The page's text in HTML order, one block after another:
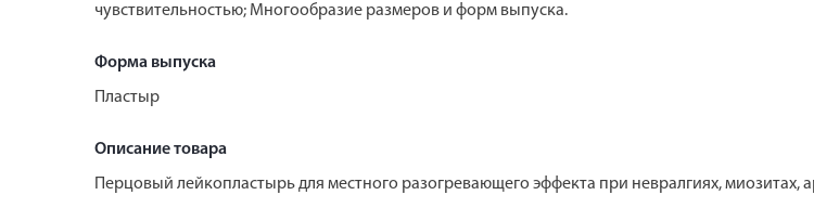
чувствительностью; Многообразие размеров и форм выпуска.
Форма выпуска
Пластыр
Описание товара
Перцовый лейкопластырь для местного разогревающего эффекта при невралгиях, миозитах,